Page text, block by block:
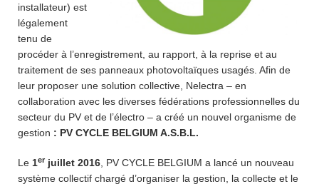
installateur) est
légalement
tenu de
procéder à l’enregistrement, au rapport, à la reprise et au
traitement de ses panneaux photovoltaïques usagés. Afin de
leur proposer une solution collective, Nelectra – en
collaboration avec les diverses fédérations professionnelles du
secteur du PV et de l’électro – a créé un nouvel organisme de
gestion : PV CYCLE BELGIUM A.S.B.L.
Le 1er juillet 2016 , PV CYCLE BELGIUM a lancé un nouveau
système collectif chargé d’organiser la gestion, la collecte et le